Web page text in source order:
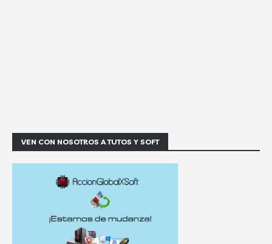
VEN CON NOSOTROS A TUTOS Y SOFT